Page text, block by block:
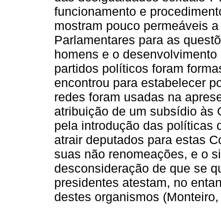
funcionamento e
mostram pouco permeáveis
Parlamentares para as
homens e o
partidos políticos foram
encontrou para estabelecer
redes foram usadas na
atribuição de um subsídio às
pela introdução das políticas
atrair deputados para estas
suas não renomeações, e o
desconsideração de que se
presidentes atestam, no
destes organismos (Monteiro,